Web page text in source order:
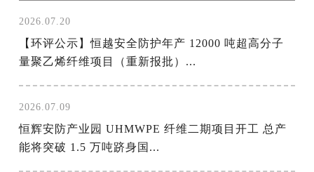
2026.07.20
【环评公示】恒越安全防护年产 12000 吨超高分子
量聚乙烯纤维项目（重新报批）...
2026.07.09
恒辉安防产业园 UHMWPE 纤维二期项目开工 总产
能将突破 1.5 万吨跻身国...